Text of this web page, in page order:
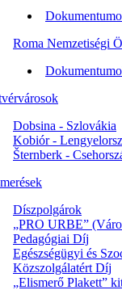
Roma Nemzetiségi
Dobsina - Szlovákia
Kobiór -
Šternberk -
Díszpolgárok
„PRO URBE”
Pedagógiai Díj
Egészségügyi és
Közszolgálatért Díj
„Elismerő Plakett”